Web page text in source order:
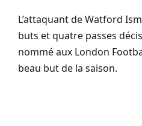
L’attaquant deWatford
buts et quatre passes
nomméaux London
beau but de la saison.